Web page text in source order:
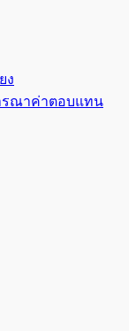
ง
รณาค่าตอบแทน